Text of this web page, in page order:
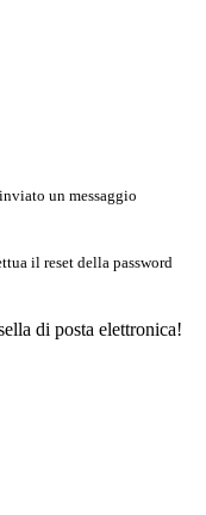
un messaggio
il reset della password
di posta elettronica!